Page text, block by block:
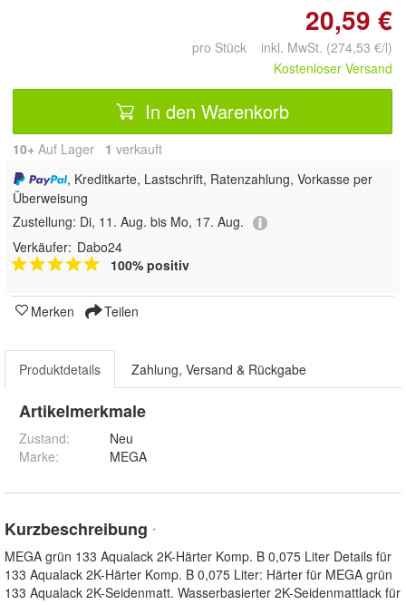
20,59 €
pro Stück inkl. MwSt. (274,53 €/l)
Kostenloser Versand
In den Warenkorb
10+ Auf Lager 1 verkauft
, Kreditkarte, Lastschrift, Ratenzahlung, Vorkasse per
Überweisung
Zustellung: Di, 11. Aug. bis Mo, 17. Aug.
Verkäufer: Dabo24
100% positiv
Merken Teilen
Produktdetails Zahlung, Versand & Rückgabe
Artikelmerkmale
Zustand:
Neu
Marke:
MEGA
Kurzbeschreibung *
MEGA grün 133 Aqualack 2K-Härter Komp. B 0,075 Liter Details für
133 Aqualack 2K-Härter Komp. B 0,075 Liter: Härter für MEGA grün
133 Aqualack 2K-Seidenmatt. Wasserbasierter 2K-Seidenmattlack für